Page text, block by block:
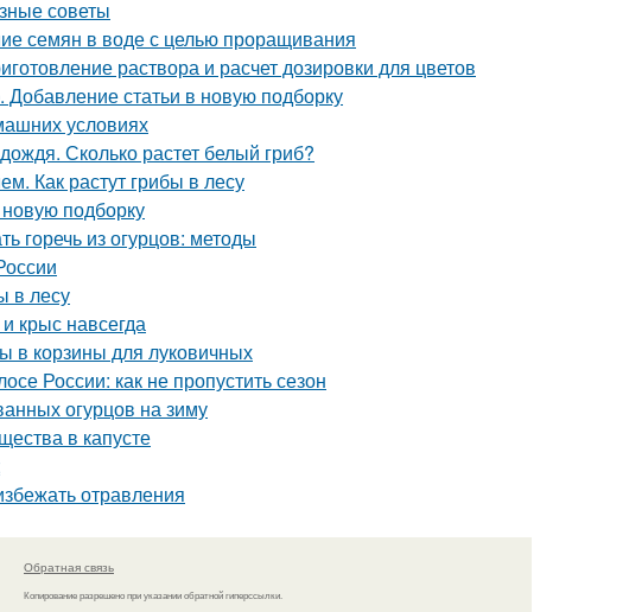
советы
семян в воде с целью проращивания
раствора и расчет дозировки для цветов
Добавление статьи в новую подборку
условиях
Сколько растет белый гриб?
Как растут грибы в лесу
подборку
горечь из огурцов: методы
в лесу
крыс навсегда
в корзины для луковичных
России: как не пропустить сезон
огурцов на зиму
в капусте
отравления
Обратная связь
Копирование разрешено при указании обратной гиперссылки.